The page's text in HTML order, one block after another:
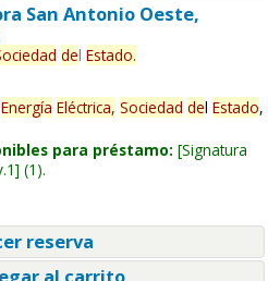
San Antonio Oeste,
del Estado.
Energía Eléctrica, Sociedad del Estado,
para préstamo: Signatura
(1).
reserva
al carrito